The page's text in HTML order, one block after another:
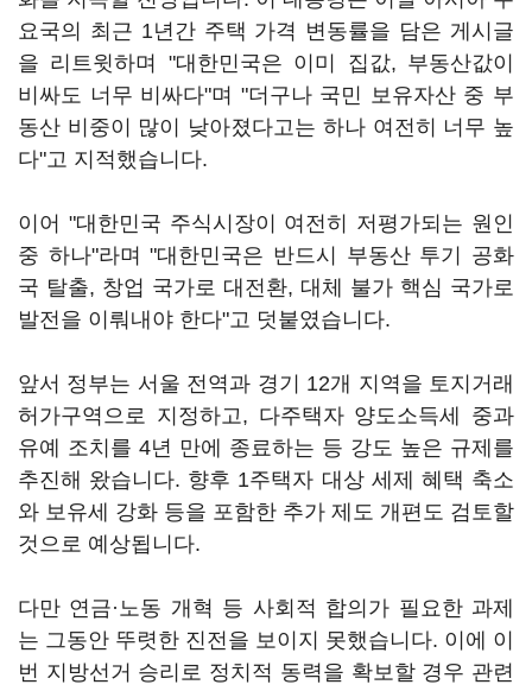
요국의 최근 1년간 주택 가격 변동률을 담은 게시글
을 리트윗하며 "대한민국은 이미 집값, 부동산값이
비싸도 너무 비싸다"며 "더구나 국민 보유자산 중 부
동산 비중이 많이 낮아졌다고는 하나 여전히 너무 높
다"고 지적했습니다.
이어 "대한민국 주식시장이 여전히 저평가되는 원인
중 하나"라며 "대한민국은 반드시 부동산 투기 공화
국 탈출, 창업 국가로 대전환, 대체 불가 핵심 국가로
발전을 이뤄내야 한다"고 덧붙였습니다.
앞서 정부는 서울 전역과 경기 12개 지역을 토지거래
허가구역으로 지정하고, 다주택자 양도소득세 중과
유예 조치를 4년 만에 종료하는 등 강도 높은 규제를
추진해 왔습니다. 향후 1주택자 대상 세제 혜택 축소
와 보유세 강화 등을 포함한 추가 제도 개편도 검토할
것으로 예상됩니다.
다만 연금·노동 개혁 등 사회적 합의가 필요한 과제
는 그동안 뚜렷한 진전을 보이지 못했습니다. 이에 이
번 지방선거 승리로 정치적 동력을 확보할 경우 관련